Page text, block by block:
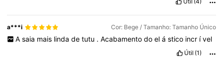
a***i Cor: Bege / Tamanho: Tamanho Único
A saia mais linda de tutu . Acabamento do el á stico incr ível
Útil (1)